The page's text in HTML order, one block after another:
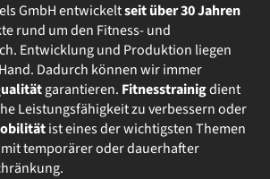
GmbH entwickeltseit über 30 Jahren
rund um den Fitness- und
Entwicklung und Produktion liegen
Dadurch können wir immer
garantieren. Fitnesstrainigdient
Leistungsfähigkeit zu verbessern oder
ist eines der wichtigsten Themen
temporärer oder dauerhafter